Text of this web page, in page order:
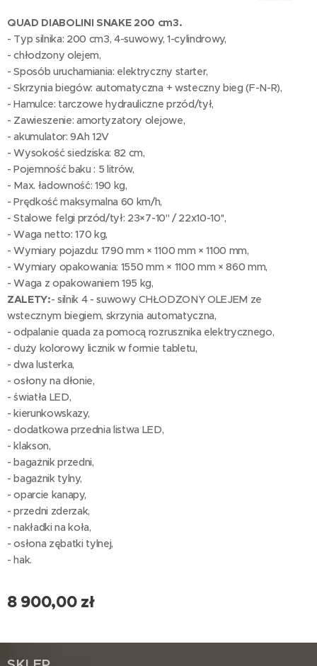
QUAD DIABOLINI SNAKE 200 cm3.
- Typ silnika: 200 cm3, 4-suwowy, 1-cylindrowy,
- chłodzony olejem,
- Sposób uruchamiania: elektryczny starter,
- Skrzynia biegów: automatyczna + wsteczny bieg (F-N-R),
- Hamulce: tarczowe hydrauliczne przód/tył,
- Zawieszenie: amortyzatory olejowe,
- akumulator: 9Ah 12V
- Wysokość siedziska: 82 cm,
- Pojemność baku : 5 litrów,
- Max. ładowność: 190 kg,
- Prędkość maksymalna 60 km/h,
- Stalowe felgi przód/tył: 23×7-10'' / 22x10-10'',
- Waga netto: 170 kg,
- Wymiary pojazdu: 1790 mm × 1100 mm × 1100 mm,
- Wymiary opakowania: 1550 mm × 1100 mm × 860 mm,
- Waga z opakowaniem 195 kg,
ZALETY:- silnik 4 - suwowy CHŁODZONY OLEJEM ze
wstecznym biegiem, skrzynia automatyczna,
- odpalanie quada za pomocą rozrusznika elektrycznego,
- duży kolorowy licznik w formie tabletu,
- dwa lusterka,
- osłony na dłonie,
- światła LED,
- kierunkowskazy,
- dodatkowa przednia listwa LED,
- klakson,
- bagażnik przedni,
- bagażnik tylny,
- oparcie kanapy,
- przedni zderzak,
- nakładki na koła,
- osłona zębatki tylnej,
- hak.
8 900,00zł